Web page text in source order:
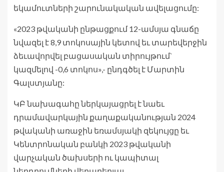
եկամուտների շարունակական ավելացումը:
«2023 թվականի ընթացքում 12-ամսյա գնաճը
նվազել է 8,9 տոկոսային կետով եւ տարեվերջին
ձեւավորվել բացասական տիրույթում`
կազմելով -0,6 տոկոս»,- ընդգծել է Մարտին
Գալստյանը:
ԿԲ նախագահը ներկայացրել է նաեւ
դրամավարկային քաղաքականության 2024
թվականի առաջին եռամսյակի զեկույցը եւ
Կենտրոնական բանկի 2023 թվականի
վարչական ծախսերի ու կապիտալ